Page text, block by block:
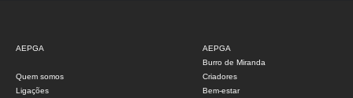
AEPGA
Quem somos
Ligações
AEPGA
Burro de Miranda
Criadores
Bem-estar